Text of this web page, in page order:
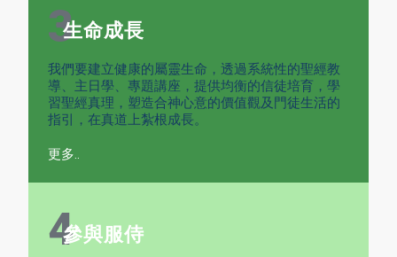
3生命成長
我們要建立健康的屬靈生命，透過系統性的聖經教
導、主日學、專題講座，提供均衡的信徒培育，學
習聖經真理，塑造合神心意的價值觀及門徒生活的
指引，在真道上紮根成長。
更多..
4參與服侍